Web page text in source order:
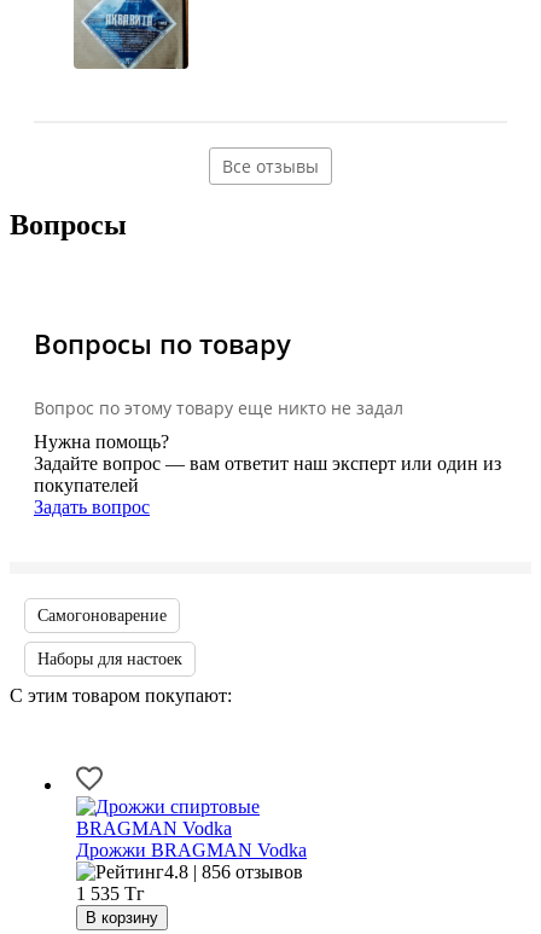
Все отзывы
Вопросы
Вопросы по товару
Вопрос по этому товару еще никто не задал
Нужна помощь?
Задайте вопрос — вам ответит наш эксперт или один из
покупателей
Задать вопрос
Самогоноварение
Наборы для настоек
С этим товаром покупают:
Дрожжи BRAGMAN Vodka
4.8 | 856 отзывов
1 535 Тг